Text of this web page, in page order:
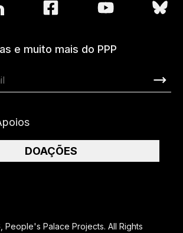
Palace Projects. All Rights
e muito mais do PPP
DOAÇÕES